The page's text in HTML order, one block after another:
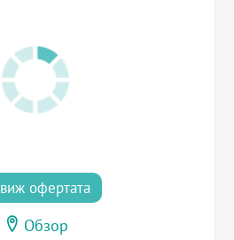
виж офертата
Обзор